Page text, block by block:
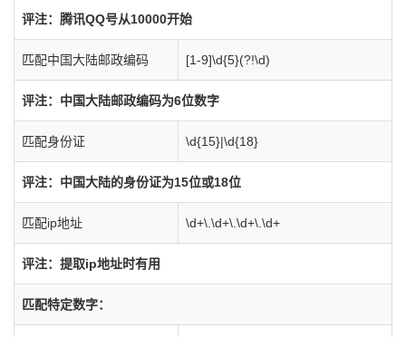
评注：腾讯QQ号从10000开始
匹配中国大陆邮政编码 [1-9]\d{5}(?!\d)
评注：中国大陆邮政编码为6位数字
匹配身份证 \d{15}|\d{18}
评注：中国大陆的身份证为15位或18位
匹配ip地址 \d+\.\d+\.\d+\.\d+
评注：提取ip地址时有用
匹配特定数字：